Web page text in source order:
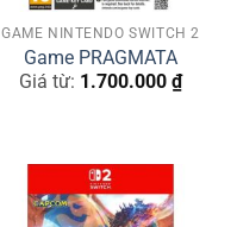
GAME NINTENDO SWITCH 2
Game PRAGMATA
Giá từ: 1.700.000 ₫